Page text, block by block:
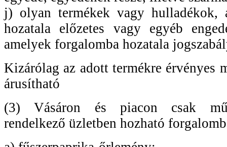
j) olyan termékek vagy hulladékok,
hozatala előzetes vagy egyéb
amelyek forgalomba hozatala
Kizárólag az adott termékre érvényes
árusítható
(3) Vásáron és piacon csak
rendelkező üzletben hozható